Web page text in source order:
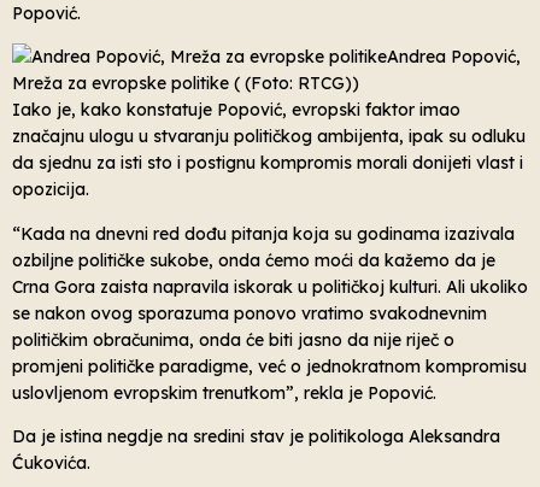
Popović.
Andrea Popović,
Mreža za evropske politike ( (Foto: RTCG))
Iako je, kako konstatuje Popović, evropski faktor imao
značajnu ulogu u stvaranju političkog ambijenta, ipak su odluku
da sjednu za isti sto i postignu kompromis morali donijeti vlast i
opozicija.
“Kada na dnevni red dođu pitanja koja su godinama izazivala
ozbiljne političke sukobe, onda ćemo moći da kažemo da je
Crna Gora zaista napravila iskorak u političkoj kulturi. Ali ukoliko
se nakon ovog sporazuma ponovo vratimo svakodnevnim
političkim obračunima, onda će biti jasno da nije riječ o
promjeni političke paradigme, već o jednokratnom kompromisu
uslovljenom evropskim trenutkom”, rekla je Popović.
Da je istina negdje na sredini stav je politikologa Aleksandra
Ćukovića.